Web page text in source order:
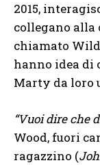
2015,
collegano alla
chiamato
hanno idea di
Marty da loro
“Vuoi dire che
Wood, fuori
ragazzino (